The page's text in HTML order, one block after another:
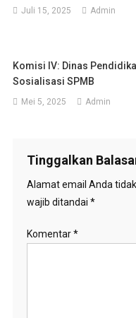
Juli 15, 2025 Admin
Komisi IV: Dinas
Sosialisasi SPMB
Mei 5, 2025 Admin
Tinggalkan
Alamat email Anda
wajib ditandai *
Komentar*